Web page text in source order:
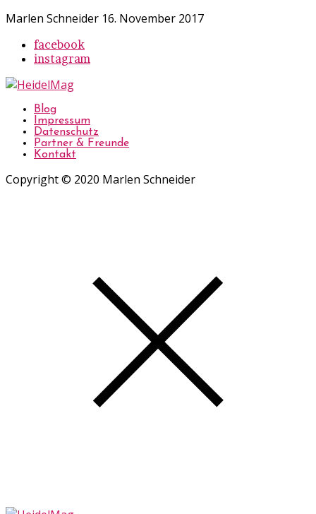
Marlen Schneider 16. November 2017
facebook
instagram
Blog
Impressum
Datenschutz
Partner & Freunde
Kontakt
Copyright © 2020 Marlen Schneider